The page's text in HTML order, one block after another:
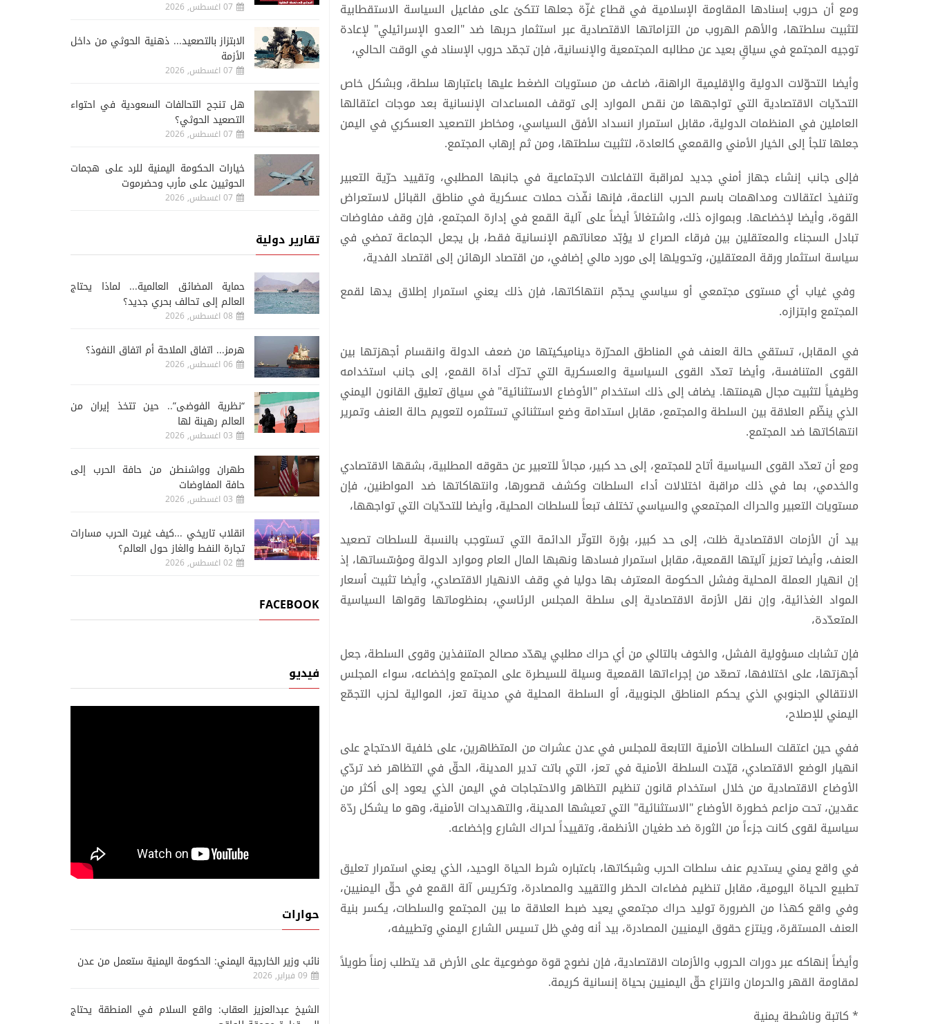
ومع أن حروب إسنادها المقاومة الإسلامية في قطاع غزّة جعلها تتكئ على مفاعيل السياسة الاستقطابية
لتثبيت سلطتها، والأهم الهروب من التزاماتها الاقتصادية عبر استثمار حربها ضد "العدو الإسرائيلي" لإعادة
توجيه المجتمع في سياقٍ بعيد عن مطالبه المجتمعية والإنسانية، فإن تجمّد حروب الإسناد في الوقت الحالي،
وأيضا التحوّلات الدولية والإقليمية الراهنة، ضاعف من مستويات الضغط عليها باعتبارها سلطة، وبشكل خاص
التحدّيات الاقتصادية التي تواجهها من نقص الموارد إلى توقف المساعدات الإنسانية بعد موجات اعتقالها
العاملين في المنظمات الدولية، مقابل استمرار انسداد الأفق السياسي، ومخاطر التصعيد العسكري في اليمن
جعلها تلجأ إلى الخيار الأمني والقمعي كالعادة، لتثبيت سلطتها، ومن ثم إرهاب المجتمع.
فإلى جانب إنشاء جهاز أمني جديد لمراقبة التفاعلات الاجتماعية في جانبها المطلبي، وتقييد حرّية التعبير
وتنفيذ اعتقالات ومداهمات باسم الحرب الناعمة، فإنها نفّذت حملات عسكرية في مناطق القبائل لاستعراض
القوة، وأيضا لإخضاعها. وبموازه ذلك، واشتغالاً أيضاً على آلية القمع في إدارة المجتمع، فإن وقف مفاوضات
تبادل السجناء والمعتقلين بين فرقاء الصراع لا يؤبّد معاناتهم الإنسانية فقط، بل يجعل الجماعة تمضي في
سياسة استثمار ورقة المعتقلين، وتحويلها إلى مورد مالي إضافي، من اقتصاد الرهائن إلى اقتصاد الفدية،
وفي غياب أي مستوى مجتمعي أو سياسي يحجّم انتهاكاتها، فإن ذلك يعني استمرار إطلاق يدها لقمع
المجتمع وابتزازه.
في المقابل، تستقي حالة العنف في المناطق المحرّرة ديناميكيتها من ضعف الدولة وانقسام أجهزتها بين
القوى المتنافسة، وأيضا تعدّد القوى السياسية والعسكرية التي تحرّك أداة القمع، إلى جانب استخدامه
وظيفياً لتثبيت مجال هيمنتها. يضاف إلى ذلك استخدام "الأوضاع الاستثنائية" في سياق تعليق القانون اليمني
الذي ينظّم العلاقة بين السلطة والمجتمع، مقابل استدامة وضع استثنائي تستثمره لتعويم حالة العنف وتمرير
انتهاكاتها ضد المجتمع.
ومع أن تعدّد القوى السياسية أتاح للمجتمع، إلى حد كبير، مجالاً للتعبير عن حقوقه المطلبية، بشقها الاقتصادي
والخدمي، بما في ذلك مراقبة اختلالات أداء السلطات وكشف قصورها، وانتهاكاتها ضد المواطنين، فإن
مستويات التعبير والحراك المجتمعي والسياسي تختلف تبعاً للسلطات المحلية، وأيضا للتحدّيات التي تواجهها،
بيد أن الأزمات الاقتصادية ظلت، إلى حد كبير، بؤرة التوتّر الدائمة التي تستوجب بالنسبة للسلطات تصعيد
العنف، وأيضا تعزيز آليتها القمعية، مقابل استمرار فسادها ونهبها المال العام وموارد الدولة ومؤسّساتها، إذ
إن انهيار العملة المحلية وفشل الحكومة المعترف بها دوليا في وقف الانهيار الاقتصادي، وأيضا تثبيت أسعار
المواد الغذائية، وإن نقل الأزمة الاقتصادية إلى سلطة المجلس الرئاسي، بمنظوماتها وقواها السياسية
المتعدّدة،
فإن تشابك مسؤولية الفشل، والخوف بالتالي من أي حراك مطلبي يهدّد مصالح المتنفذين وقوى السلطة، جعل
أجهزتها، على اختلافها، تصعّد من إجراءاتها القمعية وسيلة للسيطرة على المجتمع وإخضاعه، سواء المجلس
الانتقالي الجنوبي الذي يحكم المناطق الجنوبية، أو السلطة المحلية في مدينة تعز، الموالية لحزب التجمّع
اليمني للإصلاح،
ففي حين اعتقلت السلطات الأمنية التابعة للمجلس في عدن عشرات من المتظاهرين، على خلفية الاحتجاج على
انهيار الوضع الاقتصادي، قيّدت السلطة الأمنية في تعز، التي باتت تدير المدينة، الحقّ في التظاهر ضد تردّي
الأوضاع الاقتصادية من خلال استخدام قانون تنظيم التظاهر والاحتجاجات في اليمن الذي يعود إلى أكثر من
عقدين، تحت مزاعم خطورة الأوضاع "الاستثنائية" التي تعيشها المدينة، والتهديدات الأمنية، وهو ما يشكل ردّة
سياسية لقوى كانت جزءاً من الثورة ضد طغيان الأنظمة، وتقييداً لحراك الشارع وإخضاعه.
في واقع يمني يستديم عنف سلطات الحرب وشبكاتها، باعتباره شرط الحياة الوحيد، الذي يعني استمرار تعليق
تطبيع الحياة اليومية، مقابل تنظيم فضاءات الحظر والتقييد والمصادرة، وتكريس آلة القمع في حقّ اليمنيين،
وفي واقع كهذا من الضرورة توليد حراك مجتمعي يعيد ضبط العلاقة ما بين المجتمع والسلطات، يكسر بنية
العنف المستقرة، وينتزع حقوق اليمنيين المصادرة، بيد أنه وفي ظل تسيس الشارع اليمني وتطييفه،
وأيضاً إنهاكه عبر دورات الحروب والأزمات الاقتصادية، فإن نضوج قوة موضوعية على الأرض قد يتطلب زمناً طويلاً
لمقاومة القهر والحرمان وانتزاع حقّ اليمنيين بحياة إنسانية كريمة.
* كاتبة وناشطة يمنية
07 اغسطس, 2026
الابتزاز بالتصعيد... ذهنية الحوثي من داخل
الأزمة
07 اغسطس, 2026
هل تنجح التحالفات السعودية في احتواء
التصعيد الحوثي؟
07 اغسطس, 2026
خيارات الحكومة اليمنية للرد على هجمات
الحوثيين على مأرب وحضرموت
07 اغسطس, 2026
تقارير دولية
حماية المضائق العالمية... لماذا يحتاج
العالم إلى تحالف بحري جديد؟
08 اغسطس, 2026
هرمز... اتفاق الملاحة أم اتفاق النفوذ؟
06 اغسطس, 2026
“نظرية الفوضى”.. حين تتخذ إيران من
العالم رهينة لها
03 اغسطس, 2026
طهران وواشنطن من حافة الحرب إلى
حافة المفاوضات
03 اغسطس, 2026
انقلاب تاريخي ...كيف غيرت الحرب مسارات
تجارة النفط والغاز حول العالم؟
02 اغسطس, 2026
FACEBOOK
فيديو
حوارات
نائب وزير الخارجية اليمني: الحكومة اليمنية ستعمل من عدن
09 فبراير, 2026
الشيخ عبدالعزيز العقاب: واقع السلام في المنطقة يحتاج